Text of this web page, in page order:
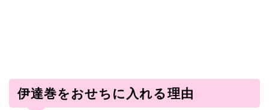
伊達巻をおせちに入れる理由